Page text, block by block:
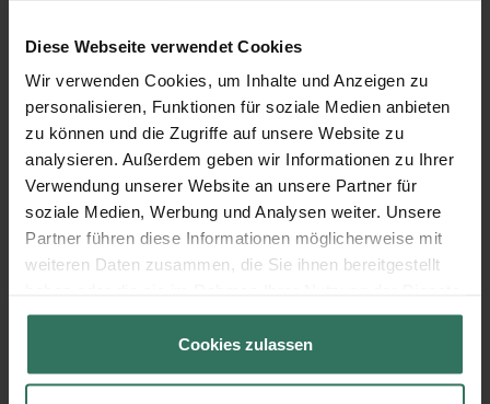
Diese Webseite verwendet Cookies
Wir verwenden Cookies, um Inhalte und Anzeigen zu
personalisieren, Funktionen für soziale Medien anbieten
zu können und die Zugriffe auf unsere Website zu
analysieren. Außerdem geben wir Informationen zu Ihrer
Verwendung unserer Website an unsere Partner für
soziale Medien, Werbung und Analysen weiter. Unsere
Partner führen diese Informationen möglicherweise mit
weiteren Daten zusammen, die Sie ihnen bereitgestellt
gesammelt haben.
Cookies zulassen
Sabine Eller . sterbenleben
Thüringerstr. 9
64297 Darmstadt
64285 Darmstadt